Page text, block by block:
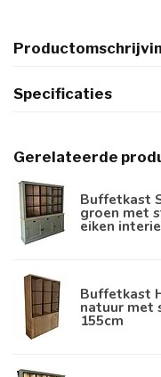
Specificaties
Gerelateerde
Buffetkast
groen met
eiken
Buffetkast
natuur met
155cm